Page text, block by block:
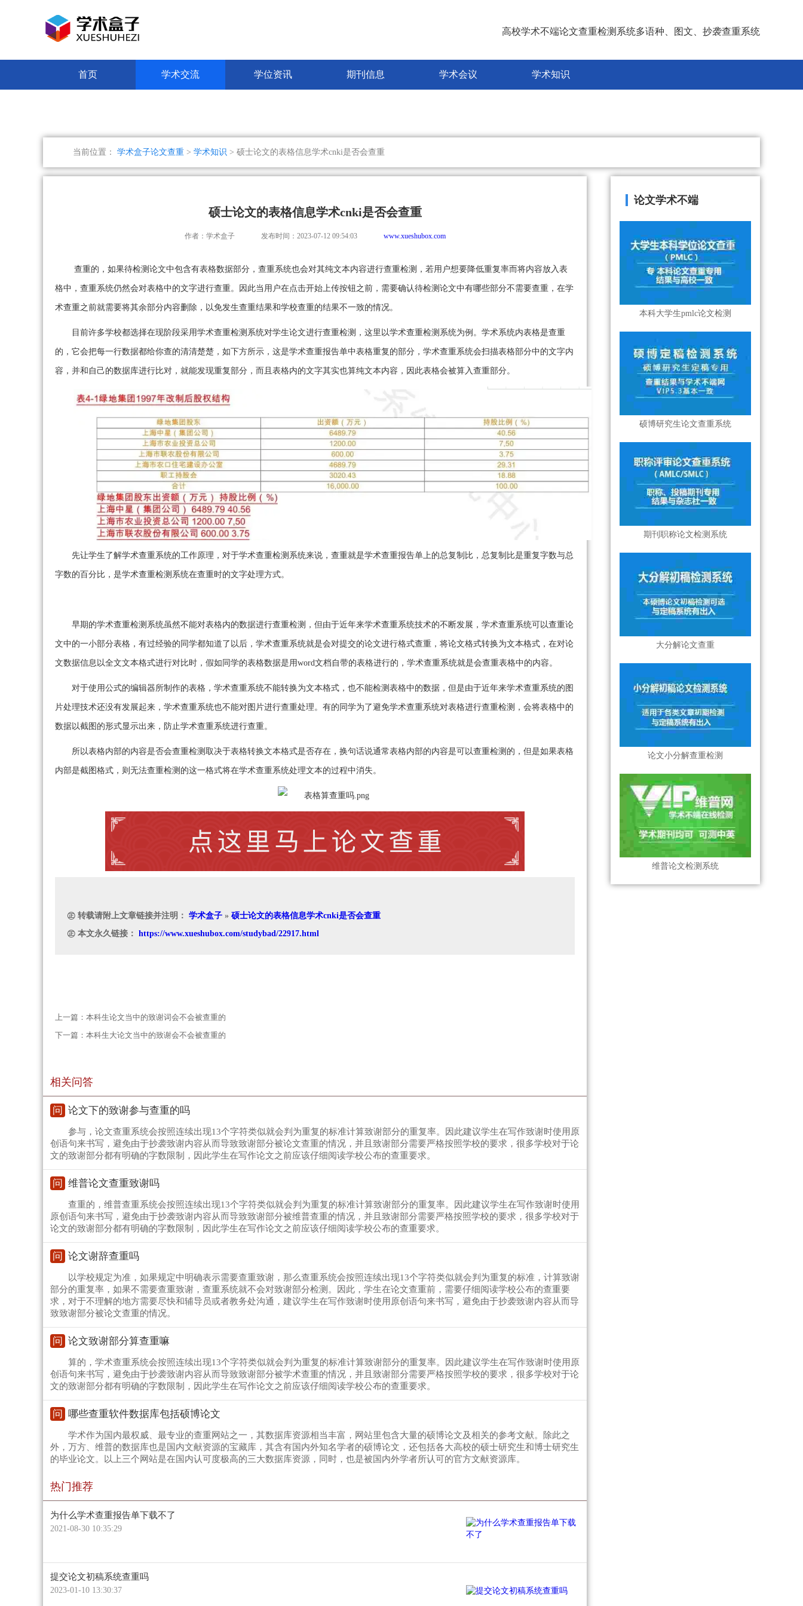
高校学术不端论文查重检测系统多语种、图文、抄袭查重系统
首页 学术交流 学位资讯 期刊信息 学术会议 学术知识
当前位置： 学术盒子论文查重 > 学术知识 > 硕士论文的表格信息学术cnki是否会查重
硕士论文的表格信息学术cnki是否会查重
作者：学术盒子 发布时间：2023-07-12 09:54:03 www.xueshubox.com
查重的，如果待检测论文中包含有表格数据部分，查重系统也会对其纯文本内容进行查重检测，若用户想要降低重复率而将内容放入表
格中，查重系统仍然会对表格中的文字进行查重。因此当用户在点击开始上传按钮之前，需要确认待检测论文中有哪些部分不需要查重，在学
术查重之前就需要将其余部分内容删除，以免发生查重结果和学校查重的结果不一致的情况。
目前许多学校都选择在现阶段采用学术查重检测系统对学生论文进行查重检测，这里以学术查重检测系统为例。学术系统内表格是查重
的，它会把每一行数据都给你查的清清楚楚，如下方所示，这是学术查重报告单中表格重复的部分，学术查重系统会扫描表格部分中的文字内
容，并和自己的数据库进行比对，就能发现重复部分，而且表格内的文字其实也算纯文本内容，因此表格会被算入查重部分。
先让学生了解学术查重系统的工作原理，对于学术查重检测系统来说，查重就是学术查重报告单上的总复制比，总复制比是重复字数与总
字数的百分比，是学术查重检测系统在查重时的文字处理方式。
早期的学术查重检测系统虽然不能对表格内的数据进行查重检测，但由于近年来学术查重系统技术的不断发展，学术查重系统可以查重论
文中的一小部分表格，有过经验的同学都知道了以后，学术查重系统就是会对提交的论文进行格式查重，将论文格式转换为文本格式，在对论
文数据信息以全文文本格式进行对比时，假如同学的表格数据是用word文档自带的表格进行的，学术查重系统就是会查重表格中的内容。
对于使用公式的编辑器所制作的表格，学术查重系统不能转换为文本格式，也不能检测表格中的数据，但是由于近年来学术查重系统的图
片处理技术还没有发展起来，学术查重系统也不能对图片进行查重处理。有的同学为了避免学术查重系统对表格进行查重检测，会将表格中的
数据以截图的形式显示出来，防止学术查重系统进行查重。
所以表格内部的内容是否会查重检测取决于表格转换文本格式是否存在，换句话说通常表格内部的内容是可以查重检测的，但是如果表格
内部是截图格式，则无法查重检测的这一格式将在学术查重系统处理文本的过程中消失。
㊣ 转载请附上文章链接并注明： 学术盒子 » 硕士论文的表格信息学术cnki是否会查重
㊣ 本文永久链接： https://www.xueshubox.com/studybad/22917.html
上一篇： 本科生论文当中的致谢词会不会被查重的
下一篇： 本科生大论文当中的致谢会不会被查重的
相关问答
问 论文下的致谢参与查重的吗
参与，论文查重系统会按照连续出现13个字符类似就会判为重复的标准计算致谢部分的重复率。因此建议学生在写作致谢时使用原
创语句来书写，避免由于抄袭致谢内容从而导致致谢部分被论文查重的情况，并且致谢部分需要严格按照学校的要求，很多学校对于论
文的致谢部分都有明确的字数限制，因此学生在写作论文之前应该仔细阅读学校公布的查重要求。
问 维普论文查重致谢吗
查重的，维普查重系统会按照连续出现13个字符类似就会判为重复的标准计算致谢部分的重复率。因此建议学生在写作致谢时使用
原创语句来书写，避免由于抄袭致谢内容从而导致致谢部分被维普查重的情况，并且致谢部分需要严格按照学校的要求，很多学校对于
论文的致谢部分都有明确的字数限制，因此学生在写作论文之前应该仔细阅读学校公布的查重要求。
问 论文谢辞查重吗
以学校规定为准，如果规定中明确表示需要查重致谢，那么查重系统会按照连续出现13个字符类似就会判为重复的标准，计算致谢
部分的重复率，如果不需要查重致谢，查重系统就不会对致谢部分检测。因此，学生在论文查重前，需要仔细阅读学校公布的查重要
求，对于不理解的地方需要尽快和辅导员或者教务处沟通，建议学生在写作致谢时使用原创语句来书写，避免由于抄袭致谢内容从而导
致致谢部分被论文查重的情况。
问 论文致谢部分算查重嘛
算的，学术查重系统会按照连续出现13个字符类似就会判为重复的标准计算致谢部分的重复率。因此建议学生在写作致谢时使用原
创语句来书写，避免由于抄袭致谢内容从而导致致谢部分被学术查重的情况，并且致谢部分需要严格按照学校的要求，很多学校对于论
文的致谢部分都有明确的字数限制，因此学生在写作论文之前应该仔细阅读学校公布的查重要求。
问 哪些查重软件数据库包括硕博论文
学术作为国内最权威、最专业的查重网站之一，其数据库资源相当丰富，网站里包含大量的硕博论文及相关的参考文献。除此之
外，万方、维普的数据库也是国内文献资源的宝藏库，其含有国内外知名学者的硕博论文，还包括各大高校的硕士研究生和博士研究生
的毕业论文。以上三个网站是在国内认可度极高的三大数据库资源，同时，也是被国内外学者所认可的官方文献资源库。
热门推荐
为什么学术查重报告单下载不了
2021-08-30 10:35:29
提交论文初稿系统查重吗
2023-01-10 13:30:37
论文学术不端
本科大学生pmlc论文检测
硕博研究生论文查重系统
期刊职称论文检测系统
大分解论文查重
论文小分解查重检测
维普论文检测系统